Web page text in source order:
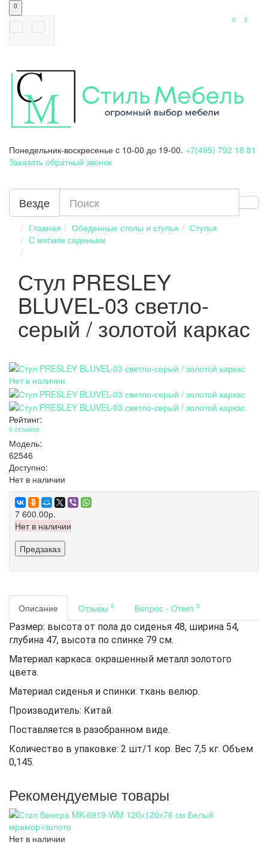
0
0
0
Понедельник-воскресенье c 10-00 до 19-00. +7(495) 792 18 81
Заказать обратный звонок
Везде
Главная Обеденные столы и стулья
Стулья
С мягким сиденьем
Стул PRESLEY
BLUVEL-03 светло-
серый / золотой каркас
Нет в наличии
Рейтинг:
0 отзывов
Модель:
62546
Доступно:
Нет в наличии
7 600.00р.
Нет в наличии
Предзаказ
Описание Отзывы 0 Вопрос - Ответ 0
Размер: высота от пола до сиденья 48, ширина 54,
глубина 47, высота по спинке 79 см.
Материал каркаса: окрашенный металл золотого
цвета.
Материал сиденья и спинки: ткань велюр.
Производитель: Китай.
Поставляется в разобранном виде.
Количество в упаковке: 2 шт/1 кор. Вес 7,5 кг. Объем
0,145.
Рекомендуемые товары
Нет в наличии